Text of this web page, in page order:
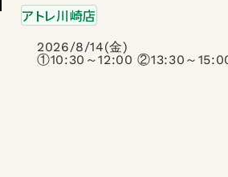
アトレ川崎店
2026/8/14(金)
①10:30～12:00 ②13:30～